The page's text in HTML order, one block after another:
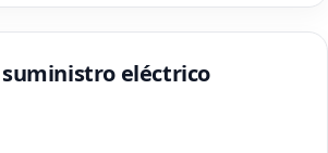
suministro eléctrico